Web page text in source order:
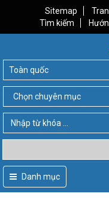
Sitemap
Tìm kiếm
Danh mục